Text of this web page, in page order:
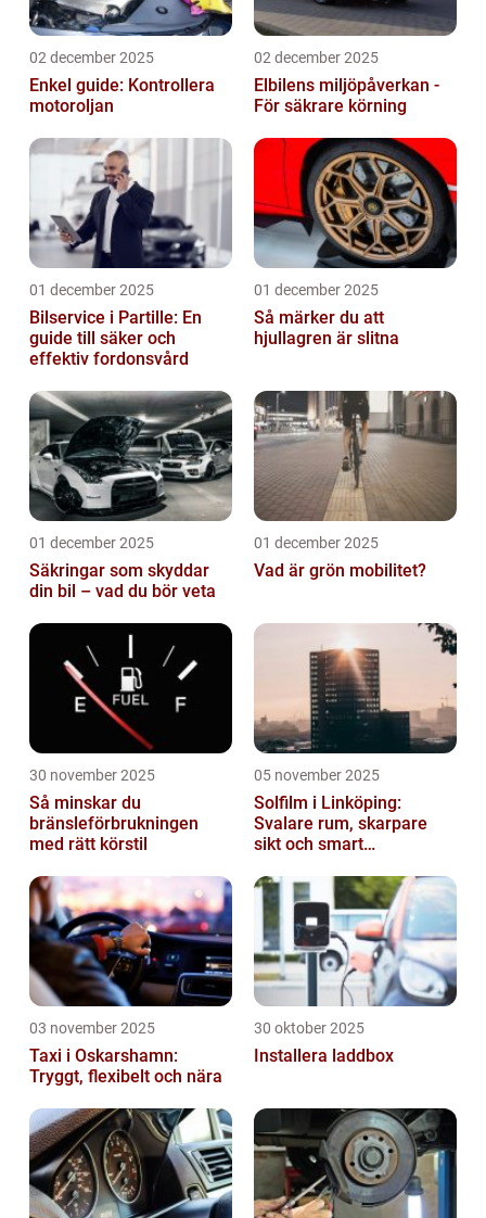
02 december 2025
Enkel guide: Kontrollera
motoroljan
02 december 2025
Elbilens miljöpåverkan -
För säkrare körning
01 december 2025
Bilservice i Partille: En
guide till säker och
effektiv fordonsvård
01 december 2025
Så märker du att
hjullagren är slitna
01 december 2025
Säkringar som skyddar
din bil – vad du bör veta
01 december 2025
Vad är grön mobilitet?
30 november 2025
Så minskar du
bränsleförbrukningen
med rätt körstil
05 november 2025
Solfilm i Linköping:
Svalare rum, skarpare
sikt och smart
03 november 2025
Taxi i Oskarshamn:
Tryggt, flexibelt och nära
30 oktober 2025
Installera laddbox